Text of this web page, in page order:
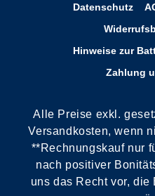
Datenschutz
Hinweise zur
Zahlung
Alle Preise exkl.
Versandkosten, wenn
**Rechnungskauf nur
nach positiver
uns das Recht vor,